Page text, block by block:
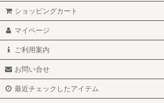
ショッピングカート
マイページ
ご利用案内
お問い合せ
最近チェックしたアイテム